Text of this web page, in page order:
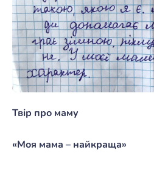
Твір про маму
«Моя мама – найкраща»